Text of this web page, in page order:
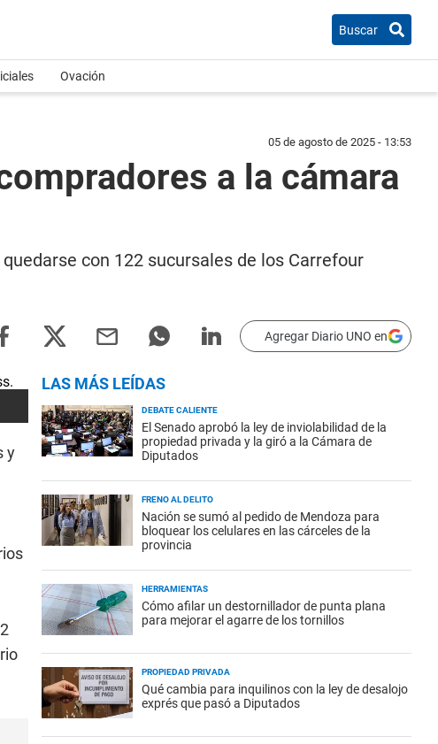
Buscar
Ovación
05 de agosto de 2025 - 13:53
a la cámara
con 122 sucursales de los Carrefour
Agregar Diario UNO en
y
LAS MÁS LEÍDAS
DEBATE CALIENTE
El Senado aprobó la ley de inviolabilidad de la
propiedad privada y la giró a la Cámara de
Diputados
FRENO AL DELITO
Nación se sumó al pedido de Mendoza para
bloquear los celulares en las cárceles de la
provincia
HERRAMIENTAS
Cómo afilar un destornillador de punta plana
para mejorar el agarre de los tornillos
PROPIEDAD PRIVADA
Qué cambia para inquilinos con la ley de desalojo
exprés que pasó a Diputados